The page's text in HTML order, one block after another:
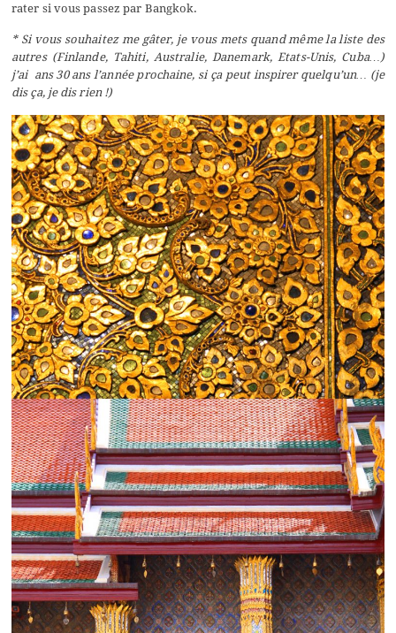
rater si vous passez par Bangkok.
* Si vous souhaitez me gâter, je vous mets quand même la liste des
autres (Finlande, Tahiti, Australie, Danemark, Etats-Unis, Cuba…)
j’ai ans 30 ans l’année prochaine, si ça peut inspirer quelqu’un… (je
dis ça, je dis rien !)